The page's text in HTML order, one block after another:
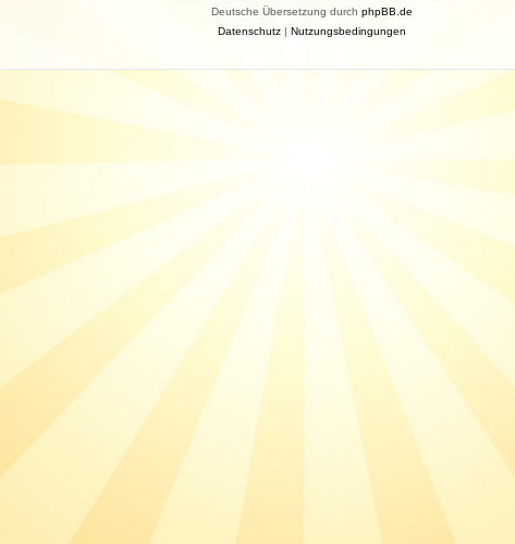
Deutsche Übersetzung durch phpBB.de
Datenschutz| Nutzungsbedingungen